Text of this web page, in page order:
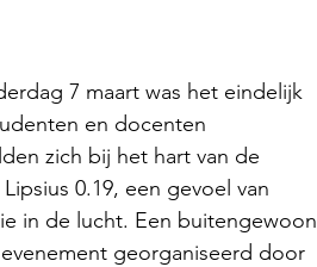
7 maart was het eindelijk
en docenten
zich bij het hart van de
0.19, een gevoel van
in de lucht. Een buitengewoon
georganiseerd door